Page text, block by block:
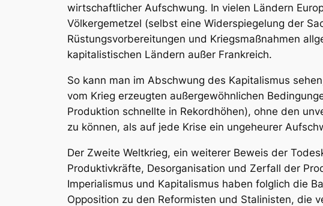
wirtschaftlicher Aufschwung. In vielen Ländern
Völkergemetzel (selbst eine Widerspiegelung der
Rüstungsvorbereitungen und Kriegsmaßnahmen
kapitalistischen Ländern außer Frankreich.
So kann man im Abschwung des Kapitalismus
vom Krieg erzeugten außergewöhnlichen
Produktion schnellte in Rekordhöhen), ohne den
zu können, als auf jede Krise ein ungeheurer
Der Zweite Weltkrieg, ein weiterer Beweis der
Produktivkräfte, Desorganisation und Zerfall der
Imperialismus und Kapitalismus haben folglich die
Opposition zu den Reformisten und Stalinisten, die